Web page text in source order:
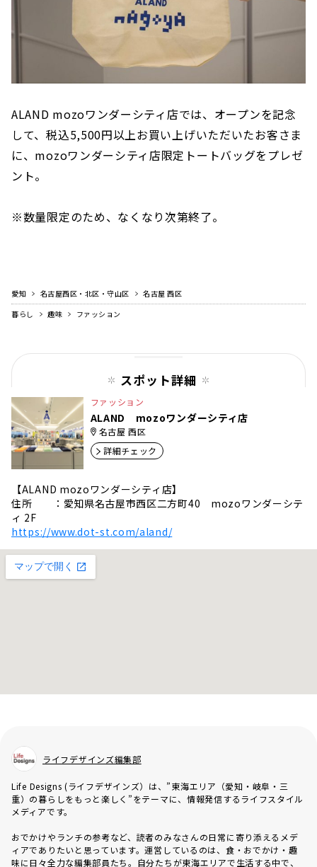
ALAND mozoワンダーシティ店では、オープンを記念
して、税込5,500円以上お買い上げいただいたお客さま
に、mozoワンダーシティ店限定トートバッグをプレゼ
ント。
※数量限定のため、なくなり次第終了。
愛知 名古屋西区・北区・守山区
名古屋 西区
暮らし
趣味 ファッション
スポット詳細
ファッション
ALAND mozoワンダーシティ店
名古屋 西区
詳細チェック
【ALAND mozoワンダーシティ店】
住所 ：愛知県名古屋市西区二方町40 mozoワンダーシテ
ィ 2F
https://www.dot-st.com/aland/
ライフデザインズ編集部
Life Designs (ライフデザインズ）は、”東海エリア（愛知・岐阜・三
重）の暮らしをもっと楽しく”をテーマに、情報発信するライフスタイル
メディアです。
おでかけやランチの参考など、読者のみなさんの日常に寄り添えるメデ
ィアでありたいと思っています。運営しているのは、食・おでかけ・趣
味に日々全力な編集部員たち。自分たちが東海エリアで生活する中で、